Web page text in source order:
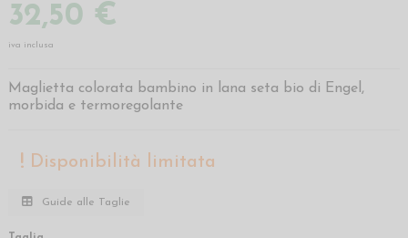
32,50 €
iva inclusa
Maglietta colorata bambino in lana seta bio di Engel,
morbida e termoregolante
Disponibilità limitata
Guide alle Taglie